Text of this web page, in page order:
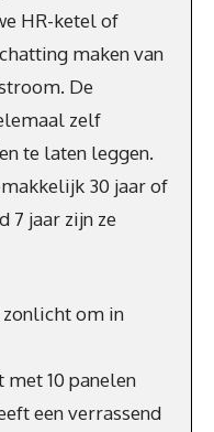
HR-ketel of
maken van
De
zelf
te laten leggen.
30 jaar of
7 jaar zijn ze
zonlicht om in
met 10 panelen
een verrassend